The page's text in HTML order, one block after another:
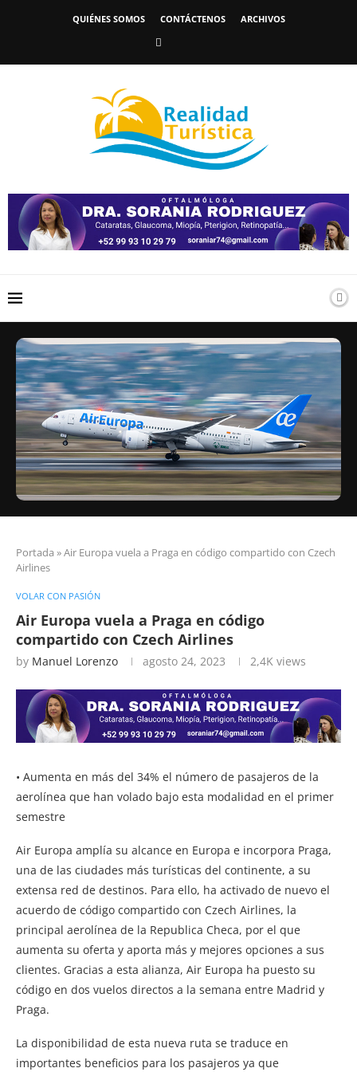
QUIÉNES SOMOS CONTÁCTENOS ARCHIVOS
Portada »Air Europa vuela a Praga en código compartido con Czech
Airlines
VOLAR CON PASIÓN
Air Europa vuela a Praga en código
compartido con Czech Airlines
by Manuel Lorenzo agosto 24, 2023 2,4K views
• Aumenta en más del 34% el número de pasajeros de la
aerolínea que han volado bajo esta modalidad en el primer
semestre
Air Europa amplía su alcance en Europa e incorpora Praga,
una de las ciudades más turísticas del continente, a su
extensa red de destinos. Para ello, ha activado de nuevo el
acuerdo de código compartido con Czech Airlines, la
principal aerolínea de la Republica Checa, por el que
aumenta su oferta y aporta más y mejores opciones a sus
clientes. Gracias a esta alianza, Air Europa ha puesto su
código en dos vuelos directos a la semana entre Madrid y
Praga.
La disponibilidad de esta nueva ruta se traduce en
importantes beneficios para los pasajeros ya que